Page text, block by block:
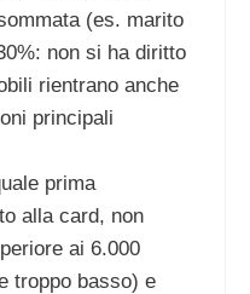
(es. marito
non si ha diritto
rientrano anche
principali
prima
alla card, non
ai 6.000
troppo basso) e